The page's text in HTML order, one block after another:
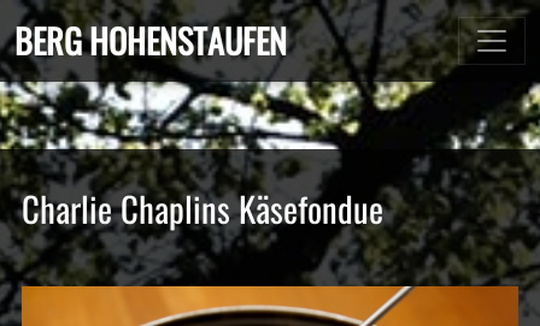
BERG HOHENSTAUFEN
Charlie Chaplins Käsefondue